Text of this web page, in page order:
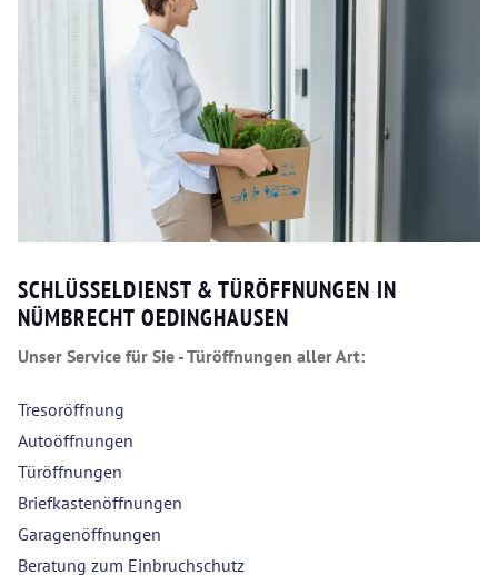
SCHLÜSSELDIENST & TÜRÖFFNUNGEN IN
NÜMBRECHT OEDINGHAUSEN
Unser Service für Sie - Türöffnungen aller Art:
Tresoröffnung
Autoöffnungen
Türöffnungen
Briefkastenöffnungen
Garagenöffnungen
Beratung zum Einbruchschutz